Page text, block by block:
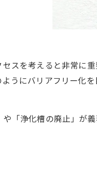
スを考えると非常に
うにバリアフリー化
「浄化槽の廃止」が